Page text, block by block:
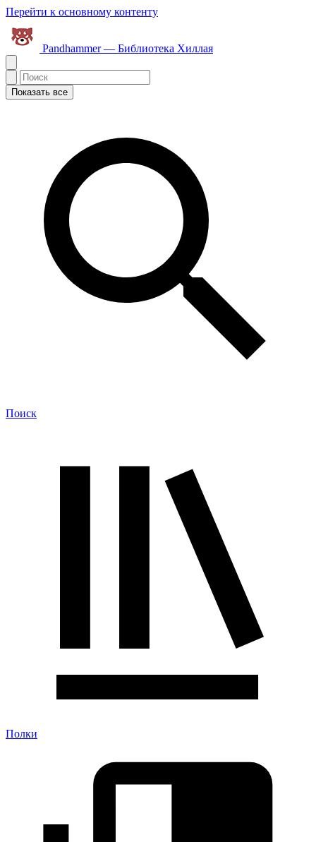
Перейти к основному контенту
Pandhammer — Библиотека Хиллая
Показать все
Поиск
Полки